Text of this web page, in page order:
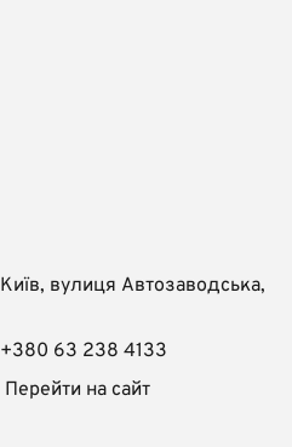
Київ, вулиця Автозаводська,
+380 63 238 4133
Перейти на сайт